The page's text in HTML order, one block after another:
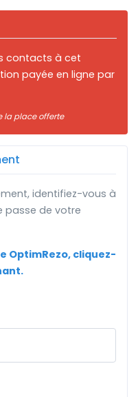
contacts à cet
payée en ligne par
la place offerte
identifiez-vous à
passe de votre
OptimRezo, cliquez-